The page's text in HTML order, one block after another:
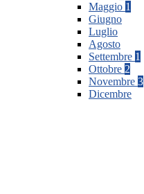
Maggio 1
Giugno
Luglio
Agosto
Settembre 1
Ottobre 2
Novembre 3
Dicembre